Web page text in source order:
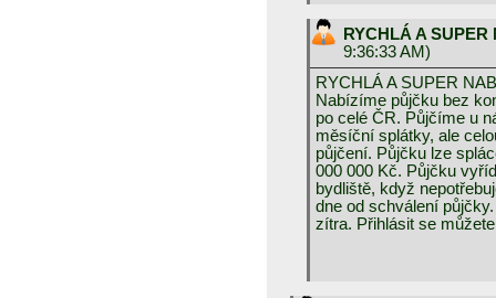
RYCHLÁ A
9:36:33 AM)
RYCHLÁ A SUPER
Nabízíme půjčku bez
po celé ČR. Půjčíme u
měsíční splátky, ale
půjčení. Půjčku lze
000 000 Kč. Půjčku
bydliště, když
dne od schválení
zítra. Přihlásit se